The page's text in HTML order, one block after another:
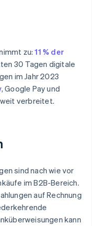
zu:11 % der
30 Tagen digitale
im Jahr 2023
, Google Pay und
weit verbreitet.
sind nach wie vor
im B2B-Bereich.
auf Rechnung
kann